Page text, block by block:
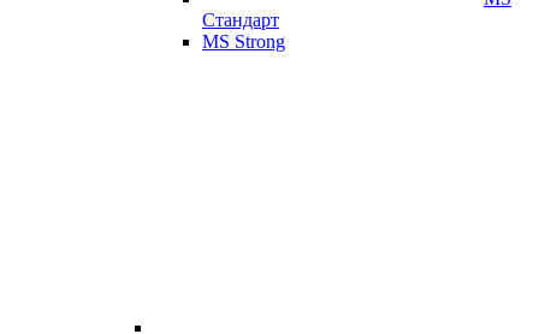
Стандарт
MS Strong